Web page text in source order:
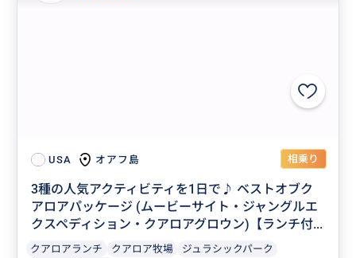
USA オアフ島 相乗り
3種の人気アクティビティを1日で♪ ベストオブク
アロアパッケージ (ムービーサイト・ジャングルエ
クスペディション・クアロアグロウン)【ランチ付...
クアロアランチ クアロア牧場
ジュラシックパーク